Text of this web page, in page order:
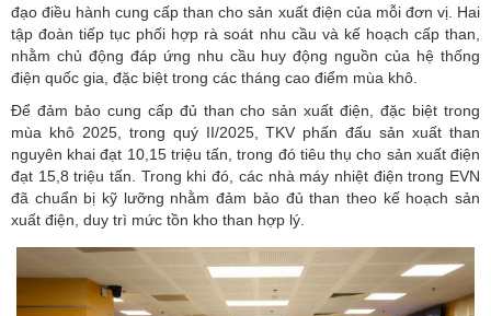
đạo điều hành cung cấp than cho sản xuất điện của mỗi đơn vị. Hai
tập đoàn tiếp tục phối hợp rà soát nhu cầu và kế hoạch cấp than,
nhằm chủ động đáp ứng nhu cầu huy động nguồn của hệ thống
điện quốc gia, đặc biệt trong các tháng cao điểm mùa khô.
Để đảm bảo cung cấp đủ than cho sản xuất điện, đặc biệt trong
mùa khô 2025, trong quý II/2025, TKV phấn đấu sản xuất than
nguyên khai đạt 10,15 triệu tấn, trong đó tiêu thụ cho sản xuất điện
đạt 15,8 triệu tấn. Trong khi đó, các nhà máy nhiệt điện trong EVN
đã chuẩn bị kỹ lưỡng nhằm đảm bảo đủ than theo kế hoạch sản
xuất điện, duy trì mức tồn kho than hợp lý.